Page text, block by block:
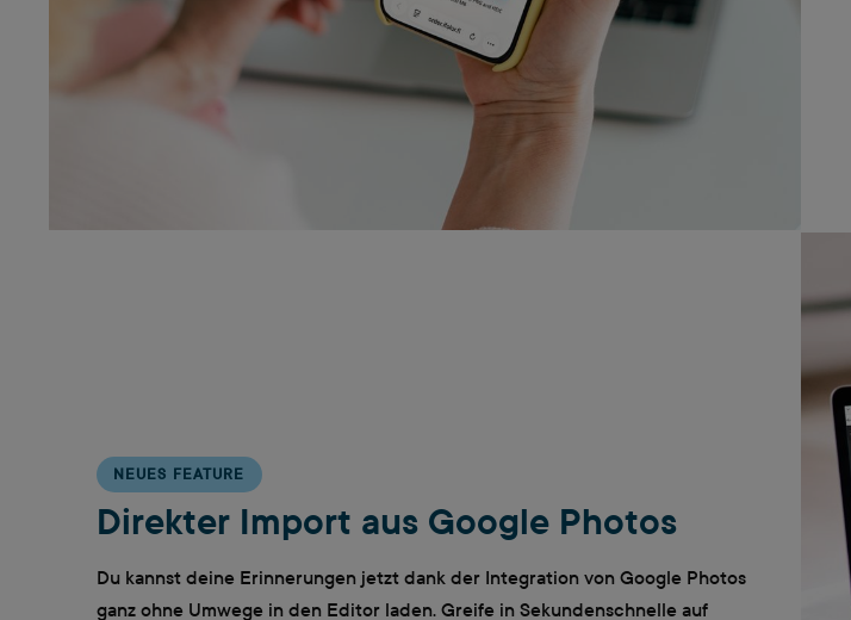
NEUES FEATURE
Direkter Import aus Google Photos
Du kannst deine Erinnerungen jetzt dank der Integration von Google Photos
ganz ohne Umwege in den Editor laden. Greife in Sekundenschnelle auf